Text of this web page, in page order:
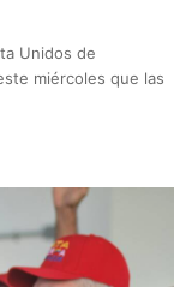
Unidos de
miércoles que las